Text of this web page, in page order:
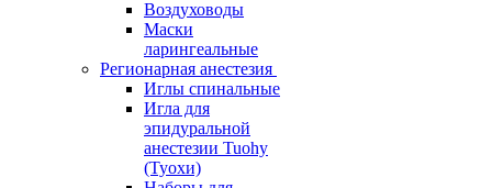
Воздуховоды
Маски
ларингеальные
Регионарная анестезия
Иглы спинальные
Игла для
эпидуральной
анестезии Tuohy
(Туохи)